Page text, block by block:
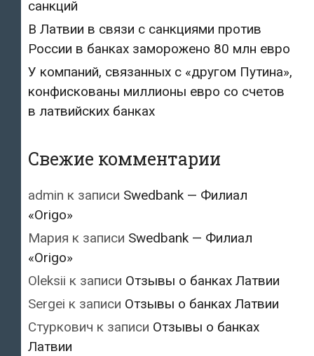
санкций
В Латвии в связи с санкциями против
России в банках заморожено 80 млн евро
У компаний, связанных с «другом Путина»,
конфискованы миллионы евро со счетов
в латвийских банках
Свежие комментарии
admin к записи Swedbank — Филиал
«Origo»
Мария к записи Swedbank — Филиал
«Origo»
Oleksii к записи Отзывы о банках Латвии
Sergei к записи Отзывы о банках Латвии
Стуркович к записи Отзывы о банках
Латвии